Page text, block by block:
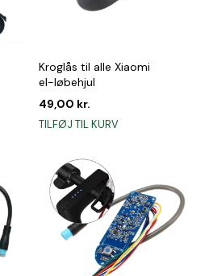
Kroglås til alle Xiaomi
el-løbehjul
49,00 kr.
TILFØJ TIL KURV